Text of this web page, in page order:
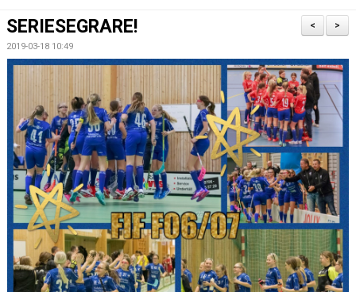
BILDGALLERI
DOKUMENT
KONTAKT
TABELL & RESULTAT
>
<
SERIESEGRARE!
2019-03-18 10:49